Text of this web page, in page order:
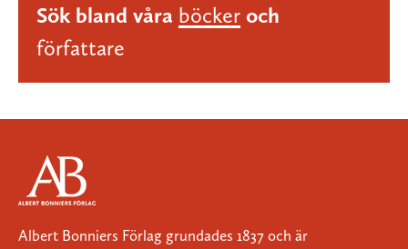
Sök bland våra böcker och
författare
Albert Bonniers Förlag grundades 1837 och är